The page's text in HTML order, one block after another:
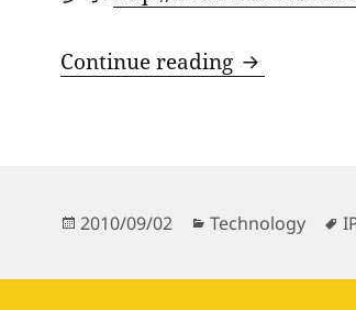
Continue reading 继续我的
Posted
2010/09/02 Categories
Technology